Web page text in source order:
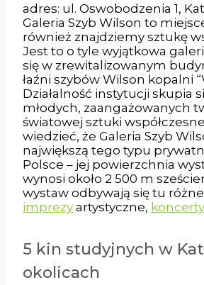
adres: ul. Oswobodzenia 1,
Galeria Szyb Wilson to
również znajdziemy sztukę
Jest to o tyle wyjątkowa
się w zrewitalizowanym
łaźni szybów Wilson kopalni
Działalność instytucji skupia
młodych, zaangażowanych
światowej sztuki
wiedzieć, że Galeria Szyb
największą tego typu
Polsce – jej powierzchnia
wynosi około 2 500 m
wystaw odbywają się tu różne
imprezy artystyczne, koncerty
5 kin studyjnych w
okolicach